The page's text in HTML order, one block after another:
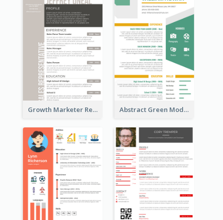
Growth Marketer Resume Abstract Green Modern Resume